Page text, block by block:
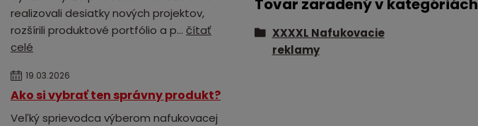
realizovali desiatky nových projektov,
rozšírili produktové portfólio a p... čítať
celé
19.03.2026
Ako si vybrať ten správny produkt?
Veľký sprievodca výberom nafukovacej
Tovar zaradený v kategóriách
XXXXL Nafukovacie
reklamy